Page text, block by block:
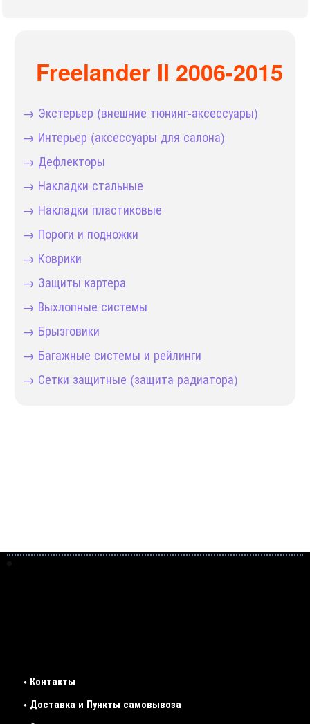
Freelander II 2006-2015
→ Экстерьер (внешние тюнинг-аксессуары)
→ Интерьер (аксессуары для салона)
→ Дефлекторы
→ Накладки стальные
→ Накладки пластиковые
→ Пороги и подножки
→ Коврики
→ Защиты картера
→ Выхлопные системы
→ Брызговики
→ Багажные системы и рейлинги
→ Сетки защитные (защита радиатора)
• Контакты
• Доставка и Пункты самовывоза